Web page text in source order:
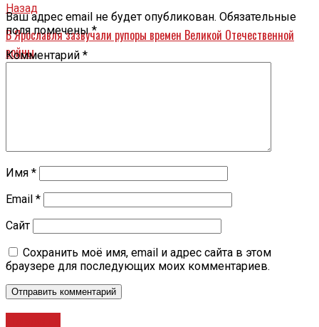
Назад
В Ярославля зазвучали рупоры времен Великой Отечественной
войны
Ваш адрес email не будет опубликован. Обязательные
поля помечены*
Комментарий *
Имя *
Email *
Сайт
Сохранить моё имя, email и адрес сайта в этом
браузере для последующих моих комментариев.